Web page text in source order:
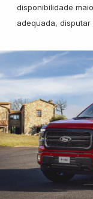
disponibilidade
adequada,